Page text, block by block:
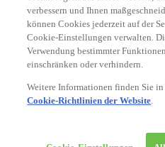
Mein Konto
Login / Registrierung
Meine Bestellungen
Land ändern
© 2026 Ford-Werke-GmbH
verbessern und Ihnen
können Cookies jederzeit auf der
Cookie-Einstellungen verwalten.
Verwendung bestimmter
einschränken oder verhindern.
Weitere Informationen finden Sie in
Cookie-Richtlinien der Website.